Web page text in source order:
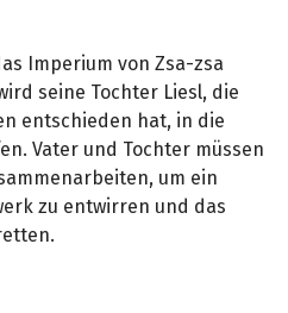
Imperium von Zsa-zsa
seine Tochter Liesl, die
entschieden hat, in die
Vater und Tochter müssen
um ein
zu entwirren und das